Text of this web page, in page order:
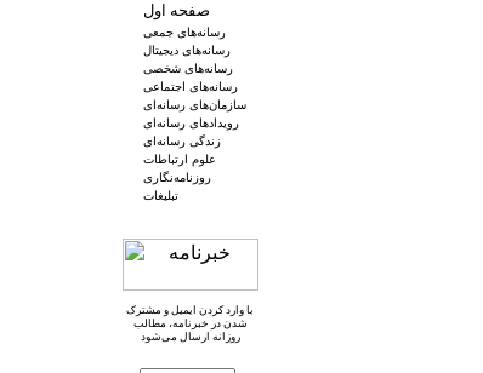
صفحه اول
رسانه‌های جمعی
رسانه‌های دیجیتال
رسانه‌های شخصی
رسانه‌های اجتماعی
سازمان‌های رسانه‌ای
رویدادهای رسانه‌ای
زندگی رسانه‌ای
علوم ارتباطات
روزنامه‌نگاری
تبلیغات
با وارد کردن ایمیل و مشترک
شدن در خبرنامه، مطالب
روزانه ارسال می‌شود